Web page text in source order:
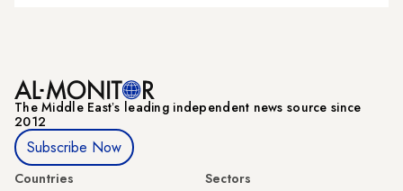
The Middle Eastʼs leading independent news source since
2012
Subscribe Now
Countries
Sectors